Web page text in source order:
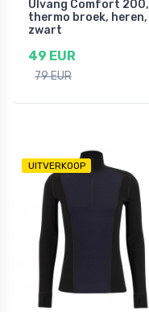
Ulvang Comfort 200,
thermo broek, heren,
zwart
49 EUR
79 EUR
UITVERKOOP